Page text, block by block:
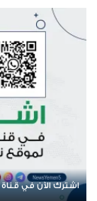
اشترك الآن في قناة